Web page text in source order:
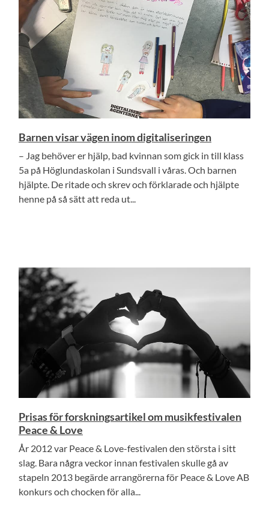
Barnen visar vägen inom digitaliseringen
– Jag behöver er hjälp, bad kvinnan som gick in till klass
5a på Höglundaskolan i Sundsvall i våras. Och barnen
hjälpte. De ritade och skrev och förklarade och hjälpte
henne på så sätt att reda ut...
Prisas för forskningsartikel om musikfestivalen
Peace & Love
År 2012 var Peace & Love-festivalen den största i sitt
slag. Bara några veckor innan festivalen skulle gå av
stapeln 2013 begärde arrangörerna för Peace & Love AB
konkurs och chocken för alla...